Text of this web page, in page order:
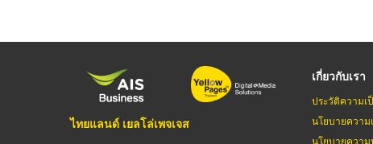
ไทยแลนด์ เยลโล่เพจเจส
เกี่ยวกับเรา
ประวัติความเ
นโยบายความ
นโยบายความ